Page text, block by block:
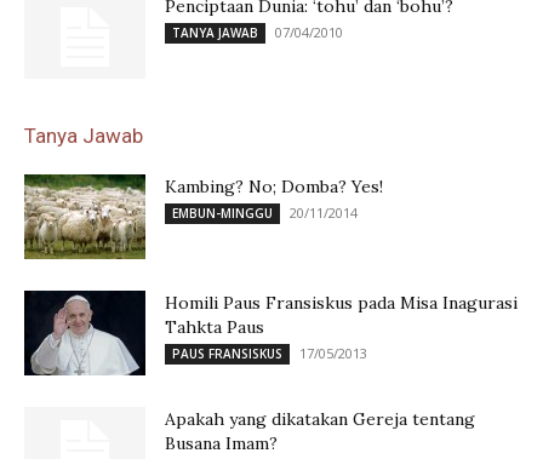
Penciptaan Dunia: ‘tohu’ dan ‘bohu’?
TANYA JAWAB 07/04/2010
Tanya Jawab
Kambing? No; Domba? Yes!
EMBUN-MINGGU 20/11/2014
Homili Paus Fransiskus pada Misa Inagurasi
Tahkta Paus
PAUS FRANSISKUS 17/05/2013
Apakah yang dikatakan Gereja tentang
Busana Imam?